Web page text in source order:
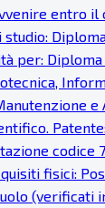
entro il
per:
e
codice
fisici:
(verificati